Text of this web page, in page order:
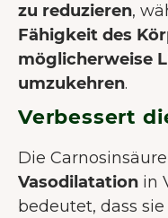
zu reduzieren,
Fähigkeit des
möglicherweise
umzukehren.
Verbessert
Die
Vasodilatation in
bedeutet, dass sie